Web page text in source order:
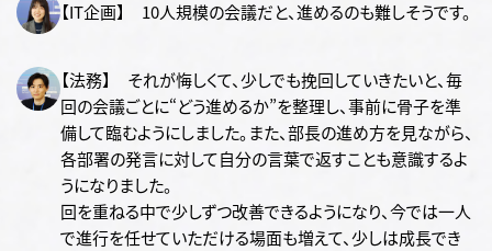
【IT企画】 10人規模の会議だと、進めるのも難しそうです。
【法務】 それが悔しくて、少しでも挽回していきたいと、毎
回の会議ごとに“どう進めるか”を整理し、事前に骨子を準
備して臨むようにしました。また、部長の進め方を見ながら、
各部署の発言に対して自分の言葉で返すことも意識するよ
うになりました。
回を重ねる中で少しずつ改善できるようになり、今では一人
で進行を任せていただける場面も増えて、少しは成長でき